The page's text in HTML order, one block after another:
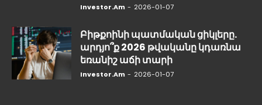
Investor.am - 2026-01-07
Բիթքոինի պատմական ցիկլերը.
արդյո՞ք 2026 թվականը կդառնա
եռանիշ աճի տարի
Investor.am - 2026-01-07